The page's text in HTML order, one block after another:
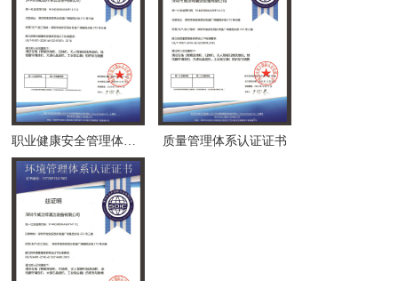
职业健康安全管理体系认证证书 质量管理体系认证证书